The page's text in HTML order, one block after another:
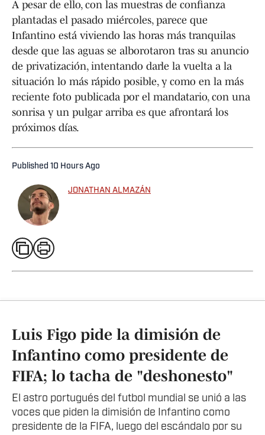
A pesar de ello, con las muestras de confianza
plantadas el pasado miércoles, parece que
Infantino está viviendo las horas más tranquilas
desde que las aguas se alborotaron tras su anuncio
de privatización, intentando darle la vuelta a la
situación lo más rápido posible, y como en la más
reciente foto publicada por el mandatario, con una
sonrisa y un pulgar arriba es que afrontará los
próximos días.
Published 10 Hours Ago
JONATHAN ALMAZÁN
Luis Figo pide la dimisión de
Infantino como presidente de
FIFA; lo tacha de "deshonesto"
El astro portugués del futbol mundial se unió a las
voces que piden la dimisión de Infantino como
presidente de la FIFA, luego del escándalo por su